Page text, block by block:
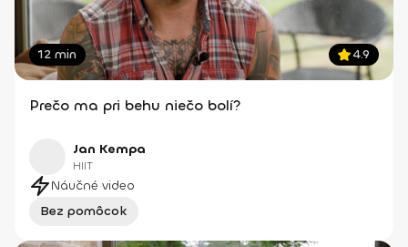
12 min 4.9
Prečo ma pri behu niečo bolí?
Jan Kempa
HIIT
Náučné video
Bez pomôcok